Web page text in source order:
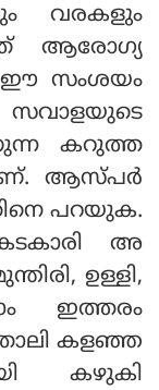
വരകളും
ആരോഗ്യ
ഈ സംശയം
സവാളയുടെ
കറുത്ത
ആസ്പർ
പറയുക.
അ
ഉള്ളി,
ഇത്തരം
കളഞ്ഞ
കഴുകി